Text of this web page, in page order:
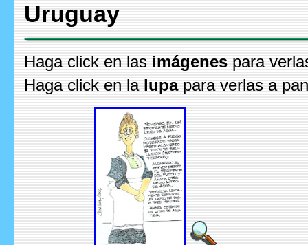
Uruguay
Haga click en las imágenes para
Haga click en la lupapara verlas a